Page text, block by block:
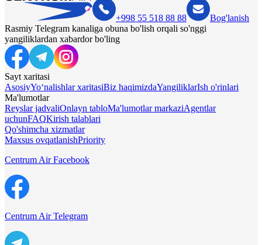
+998 55 518 88 88
Bog'lanish
Rasmiy Telegram kanaliga obuna bo'lish orqali so'nggi
yangiliklardan xabardor bo'ling
Sayt xaritasi
AsosiyYo‘nalishlar xaritasiBiz haqimizdaYangiliklarIsh o'rinlari
Ma'lumotlar
Reyslar jadvaliOnlayn tabloMa'lumotlar markaziAgentlar
uchunFAQKirish talablari
Qo'shimcha xizmatlar
Maxsus ovqatlanishPriority
Centrum Air Facebook
Centrum Air Telegram